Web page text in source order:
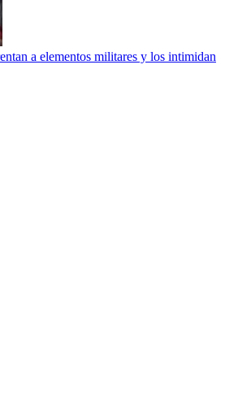
a elementos militares y los intimidan